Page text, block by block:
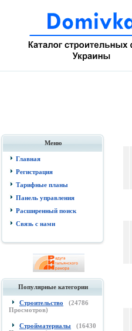
Меню
Главная
Регистрация
Тарифные планы
Панель управления
Расширенный поиск
Связь с нами
Популярные категории
Строительство (24786
Просмотров)
Стройматериалы (16430